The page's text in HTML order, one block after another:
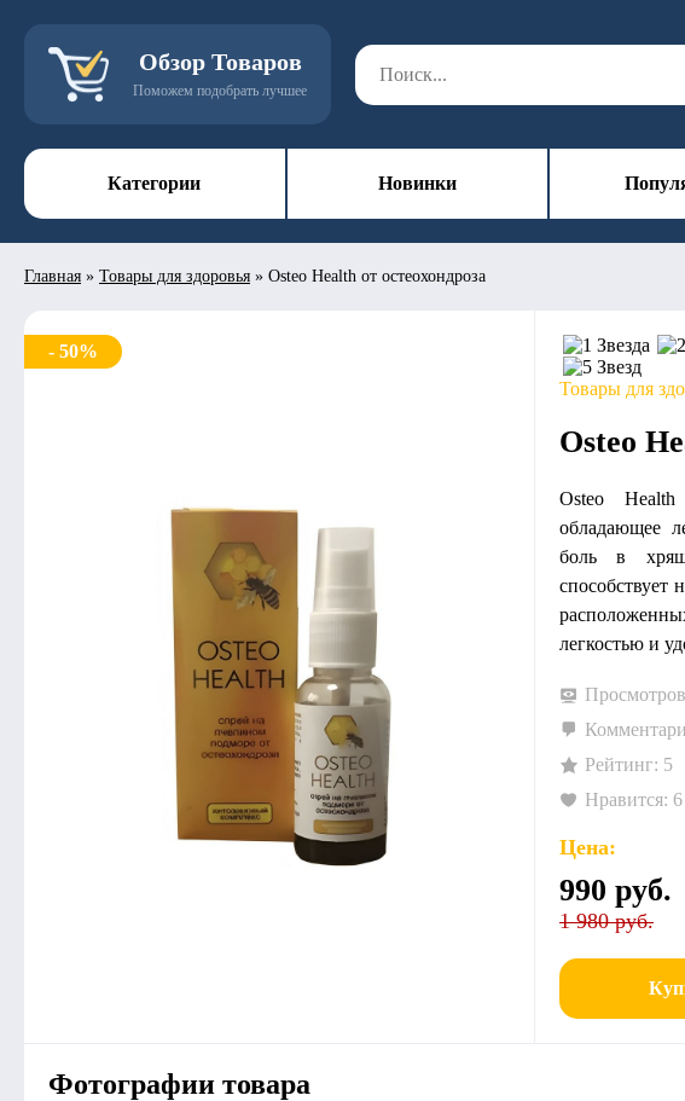
Обзор Товаров
Поможем подобрать лучшее
Категории Новинки
Главная » Товары для здоровья » Osteo Health от остеохондроза
- 50%
Товары для
Osteo
Osteo
обладающее
боль в
способствует
легкостью и
Рейтинг: 5
Нравится: 6
Цена:
990 руб.
1 980 руб.
Фотографии товара